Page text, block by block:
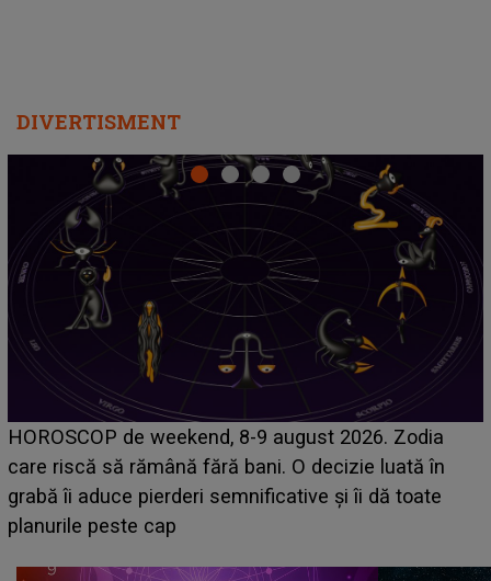
DIVERTISMENT
Emanuel a ținut ACEST DETALIU ASCUNS până
acum! În fața Alexandrei, concurentul din Casa Iubirii
face o MĂRTURISIRE NEAȘTEPTATĂ despre mama
sa: "I-am spus și ei în față, eu nu te iubesc pentru